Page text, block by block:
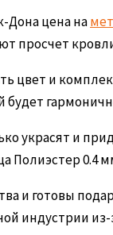
Дона цена на
просчет
цвет и
украсят и
Полиэстер 0.4
и готовы
индустрии